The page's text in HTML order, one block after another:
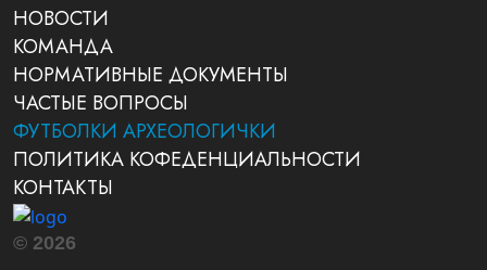
НОВОСТИ
КОМАНДА
НОРМАТИВНЫЕ ДОКУМЕНТЫ
ЧАСТЫЕ ВОПРОСЫ
ФУТБОЛКИ АРХЕОЛОГИЧКИ
ПОЛИТИКА КОФЕДЕНЦИАЛЬНОСТИ
КОНТАКТЫ
© 2026